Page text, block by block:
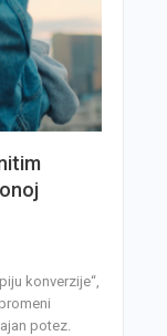
konverzije“,
potez.